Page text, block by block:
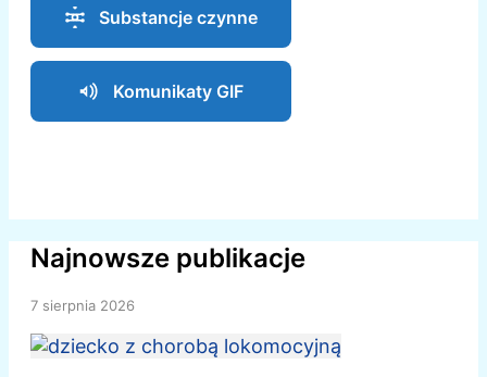
Substancje czynne
Komunikaty GIF
Najnowsze publikacje
7 sierpnia 2026